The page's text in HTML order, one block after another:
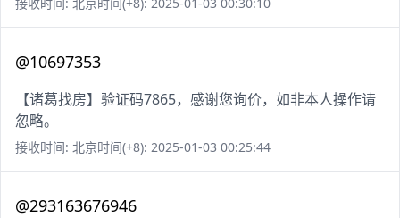
接收时间: 北京时间(+8): 2025-01-03 00:30:10
@10697353
【诸葛找房】验证码7865，感谢您询价，如非本人操作请
忽略。
接收时间: 北京时间(+8): 2025-01-03 00:25:44
@293163676946